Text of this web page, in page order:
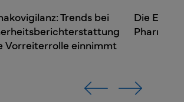
Trends bei
Vorreiterrolle einnimmt
Die